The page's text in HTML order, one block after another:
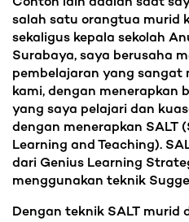
salah satu orangtua murid
sekaligus kepala sekolah
Surabaya, saya berusaha
pembelajaran yang sangat
kami, dengan menerapkan
yang saya pelajari dan
dengan menerapkan SALT
Learning and Teaching).
dari Genius Learning
menggunakan teknik
Dengan teknik SALT murid